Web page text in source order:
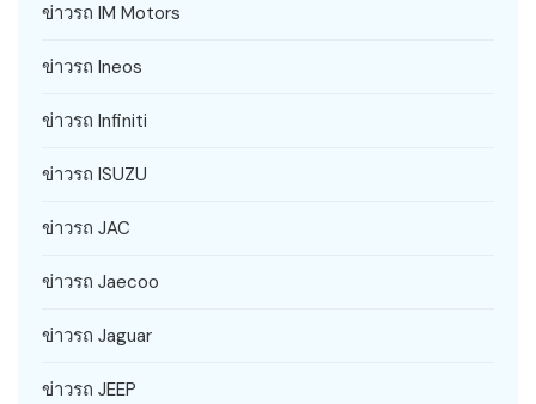
ข่าวรถ IM Motors
ข่าวรถ Ineos
ข่าวรถ Infiniti
ข่าวรถ ISUZU
ข่าวรถ JAC
ข่าวรถ Jaecoo
ข่าวรถ Jaguar
ข่าวรถ JEEP